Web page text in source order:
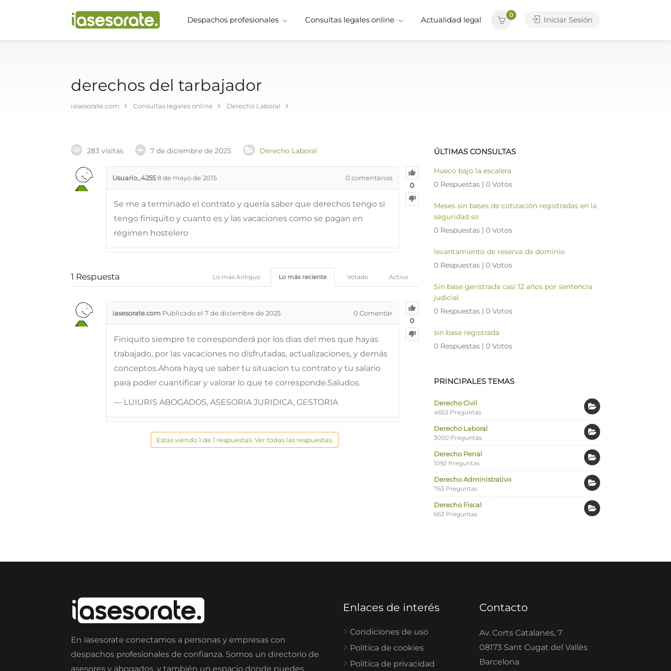
Despachos profesionales Consultas legales online Actualidad legal
0
Iniciar Sesión
derechos del tarbajador
iasesorate.com Consultas legales online Derecho Laboral
283 visitas 7 de diciembre de 2025 Derecho Laboral
0
Usuario_42558 de mayo de 2015 0 comentarios
Se me a terminado el contrato y quería saber que derechos tengo si
tengo finiquito y cuanto es y las vacaciones como se pagan en
régimen hostelero
1 Respuesta Activo
Votado
Lo más reciente
Lo más Antiguo
0
iasesorate.com Publicado el 7 de diciembre de 2025 0 Comentar
Finiquito siempre te corresponderá por los dias del mes que hayas
trabajado, por las vacaciones no disfrutadas, actualizaciones, y demás
conceptos.Ahora hayq ue saber tu situacion tu contrato y tu salario
para poder cuantificar y valorar lo que te corresponde.Saludos.
— LUIURIS ABOGADOS, ASESORIA JURIDICA, GESTORIA
Estas viendo 1 de 1 respuestas. Ver todas las respuestas.
ÚLTIMAS CONSULTAS
Hueco bajo la escalera
0 Respuestas | 0 Votos
Meses sin bases de cotización registradas en la
seguridad so
0 Respuestas | 0 Votos
levantamiento de reserva de dominio
0 Respuestas | 0 Votos
Sin base geristrada casi 12 años por sentencia
judicial
0 Respuestas | 0 Votos
sin base registrada
0 Respuestas | 0 Votos
PRINCIPALES TEMAS
Derecho Civil
4653 Preguntas
Derecho Laboral
3050 Preguntas
Derecho Penal
1092 Preguntas
Derecho Administrativo
763 Preguntas
Derecho Fiscal
663 Preguntas
En iasesorate conectamos a personas y empresas con
despachos profesionales de confianza. Somos un directorio de
asesores y abogados, y también un espacio donde puedes
Enlaces de interés
Condiciones de uso
Política de cookies
Política de privacidad
Contacto
Av. Corts Catalanes, 7
08173 Sant Cugat del Vallès
Barcelona